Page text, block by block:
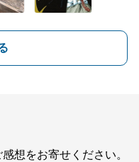
想をお寄せください。